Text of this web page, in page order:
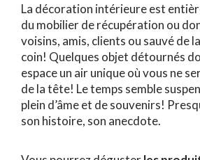
La décoration intérieure est
du mobilier de récupération ou
voisins, amis, clients ou sauvé de
coin! Quelques objet détournés
espace un air unique où vous ne
de la tête! Le temps semble
plein d’âme et de souvenirs!
son histoire, son anecdote.